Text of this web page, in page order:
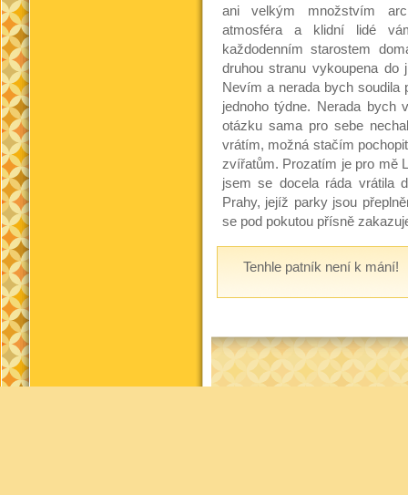
ani velkým množstvím
atmosféra a klidní lidé
každodenním starostem
druhou stranu vykoupena
Nevím a nerada bych soudila
jednoho týdne. Nerada bych
otázku sama pro sebe
vrátím, možná stačím
zvířatům. Prozatím je pro mě
jsem se docela ráda vrátila
Prahy, jejíž parky jsou
se pod pokutou přísně
Tenhle patník není k mání!